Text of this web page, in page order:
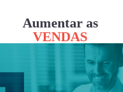
Aumentar as
VENDAS